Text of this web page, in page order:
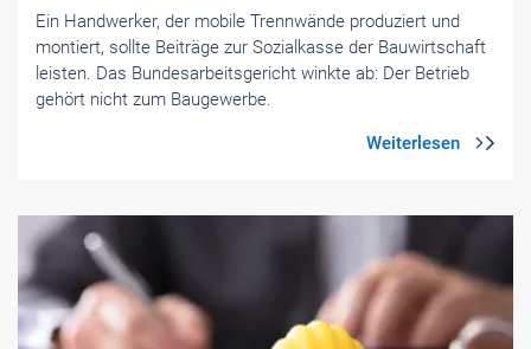
Ein Handwerker, der mobile Trennwände produziert und
montiert, sollte Beiträge zur Sozialkasse der Bauwirtschaft
leisten. Das Bundesarbeitsgericht winkte ab: Der Betrieb
gehört nicht zum Baugewerbe.